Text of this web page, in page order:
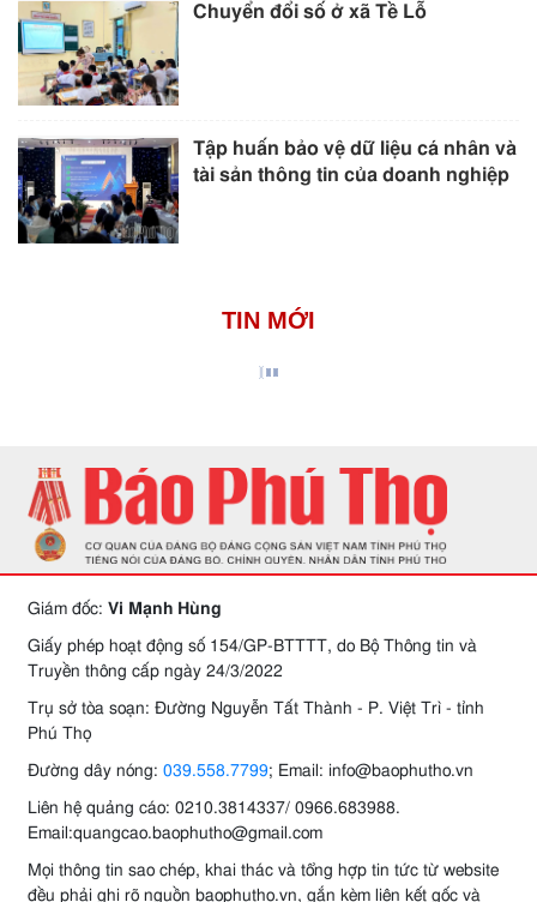
Chuyển đổi số ở xã Tề Lỗ
Tập huấn bảo vệ dữ liệu cá nhân và
tài sản thông tin của doanh nghiệp
TIN MỚI
Giám đốc: Vi Mạnh Hùng
Giấy phép hoạt động số 154/GP-BTTTT, do Bộ Thông tin và
Truyền thông cấp ngày 24/3/2022
Trụ sở tòa soạn: Đường Nguyễn Tất Thành - P. Việt Trì - tỉnh
Phú Thọ
Đường dây nóng: 039.558.7799; Email: info@baophutho.vn
Liên hệ quảng cáo: 0210.3814337/ 0966.683988.
Email:quangcao.baophutho@gmail.com
Mọi thông tin sao chép, khai thác và tổng hợp tin tức từ website
đều phải ghi rõ nguồn baophutho.vn, gắn kèm liên kết gốc và